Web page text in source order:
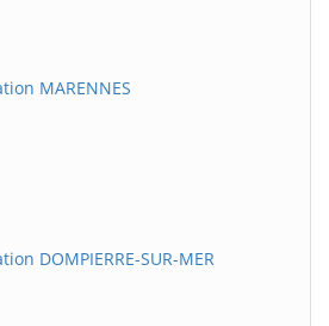
MARENNES
DOMPIERRE-SUR-MER